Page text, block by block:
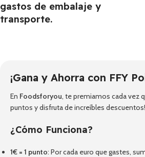
gastos de embalaje y
transporte.
¡Gana y Ahorra con FFY
En Foodsforyou, te premiamos cada vez
puntos y disfruta de increíbles descuentos!
¿Cómo Funciona?
1€ = 1 punto: Por cada euro que gastes,